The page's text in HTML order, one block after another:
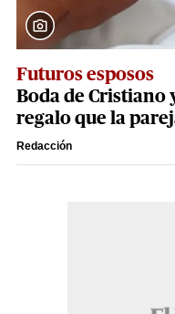
Futuros esposos
Boda de Cristiano
regalo que la
Redacción